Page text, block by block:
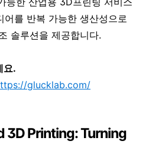
어를 반복 가능한 생산성으로
솔루션을 제공합니다.
요.
glucklab.com/
3D Printing: Turning